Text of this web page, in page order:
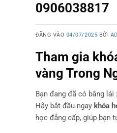
0906038817
ĐĂNG VÀO 04/07/2025 BỞI
Tham gia
vàng Trong
Bạn đang đã có bằng
Hãy bắt đầu ngay khóa
học đẳng cấp, giúp bạn